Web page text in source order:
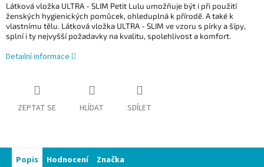
Látková vložka ULTRA - SLIM Petit Lulu umožňuje být i při použití
ženských hygienických pomůcek, ohleduplná k přírodě. A také k
vlastnímu tělu. Látková vložka ULTRA - SLIM ve vzoru s pírky a šípy,
splní i ty nejvyšší požadavky na kvalitu, spolehlivost a komfort.
Detailní informace
ZEPTAT SE HLÍDAT SDÍLET
Popis Hodnocení Značka